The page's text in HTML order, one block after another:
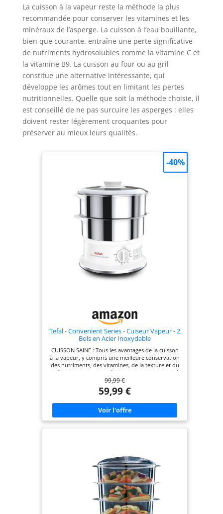
La cuisson à la vapeur reste la méthode la plus
recommandée pour conserver les vitamines et les
minéraux de l’asperge. La cuisson à l’eau bouillante,
bien que courante, entraîne une perte significative
de nutriments hydrosolubles comme la vitamine C et
la vitamine B9. La cuisson au four ou au gril
constitue une alternative intéressante, qui
développe les arômes tout en limitant les pertes
nutritionnelles. Quelle que soit la méthode choisie, il
est conseillé de ne pas surcuire les asperges : elles
doivent rester légèrement croquantes pour
préserver au mieux leurs qualités.
Tefal - Convenient Series - Cuiseur Vapeur - 2
Bols en Acier Inoxydable
CUISSON SAINE : Tous les avantages de la cuisson
à la vapeur, y compris une meilleure conservation
des nutriments, des vitamines, de la texture et du
goût, pour des repas délicieux en toute simplicité
LONGUE DURÉE DE VIE : Cuiseur vapeur avec bols
en acier inoxydable très résistant GAIN DE PLACE :
Bols empilables sur la base pour un rangement
compact qui permet d'économiser de l'espace
GRANDE CAPACITÉ : 2 bols d'une capacité
suffisante pour cuire un repas complet en une
couvercle et le bac à jus passent au lave-vaisselle
REPARABILITE 15 ANS AU JUSTE PRIX : engagement
de réparabilité 15 ans au juste prix grâce à notre
réseau de 6200 réparateurs dans le monde, pour
contribuer à la protection de l’environnement et à
la réduction des déchets
99,99 €
59,99 €
-40%